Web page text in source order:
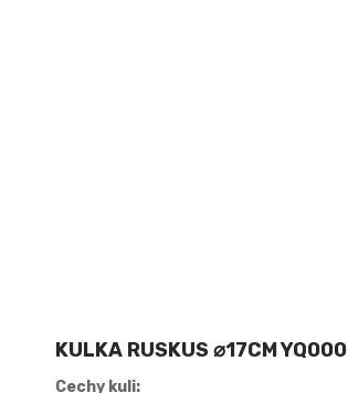
KULKA RUSKUS ⌀17CM YQ000
Cechy kuli: